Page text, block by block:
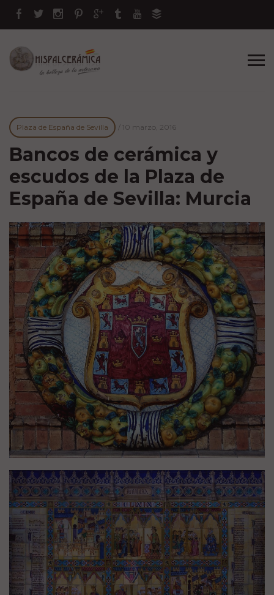
Plaza de España de Sevilla / 10 marzo, 2016
Bancos de cerámica y
escudos de la Plaza de
España de Sevilla: Murcia